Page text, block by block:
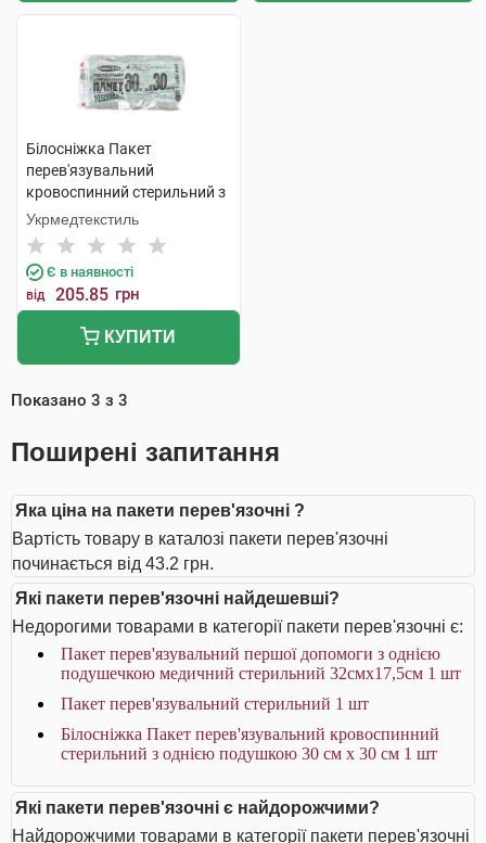
Білосніжка Пакет
перев'язувальний
кровоспинний стерильний з
однією подушкою 30 см х 30
см 1 шт
Укрмедтекстиль
Є в наявності
від 205.85 грн
КУПИТИ
Показано 3 з 3
Поширені запитання
Яка ціна на пакети перев'язочні ?
Вартість товару в каталозі пакети перев'язочні
починається від 43.2 грн.
Які пакети перев'язочні найдешевші?
Недорогими товарами в категорії пакети перев'язочні є:
Пакет перев'язувальний першої допомоги з однією
подушечкою медичний стерильний 32смх17,5см 1 шт
Пакет перев'язувальний стерильний 1 шт
Білосніжка Пакет перев'язувальний кровоспинний
стерильний з однією подушкою 30 см х 30 см 1 шт
Які пакети перев'язочні є найдорожчими?
Найдорожчими товарами в категорії пакети перев'язочні